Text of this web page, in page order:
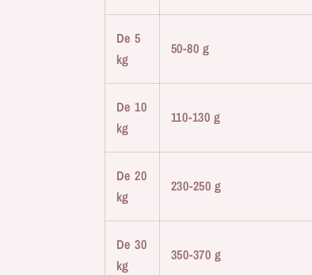
De 5
kg
50-80 g
De 10
kg
110-130 g
De 20
kg
230-250 g
De 30
kg
350-370 g